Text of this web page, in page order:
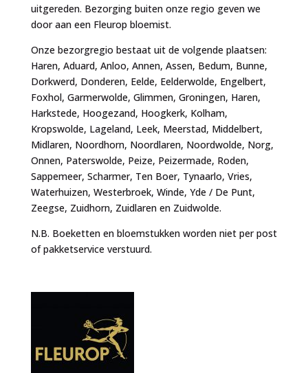
uitgereden. Bezorging buiten onze regio geven we
door aan een Fleurop bloemist.
Onze bezorgregio bestaat uit de volgende plaatsen:
Haren, Aduard, Anloo, Annen, Assen, Bedum, Bunne,
Dorkwerd, Donderen, Eelde, Eelderwolde, Engelbert,
Foxhol, Garmerwolde, Glimmen, Groningen, Haren,
Harkstede, Hoogezand, Hoogkerk, Kolham,
Kropswolde, Lageland, Leek, Meerstad, Middelbert,
Midlaren, Noordhorn, Noordlaren, Noordwolde, Norg,
Onnen, Paterswolde, Peize, Peizermade, Roden,
Sappemeer, Scharmer, Ten Boer, Tynaarlo, Vries,
Waterhuizen, Westerbroek, Winde, Yde / De Punt,
Zeegse, Zuidhorn, Zuidlaren en Zuidwolde.
N.B. Boeketten en bloemstukken worden niet per post
of pakketservice verstuurd.